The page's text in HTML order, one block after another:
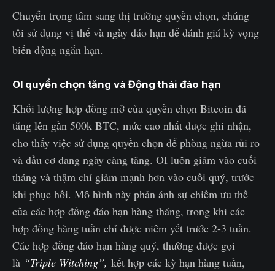
Chuyển trọng tâm sang thị trường quyền chọn, chúng
tôi sử dụng vị thế và ngày đáo hạn để đánh giá kỳ vọng
biến động ngắn hạn.
OI quyền chọn tăng và Động thái đáo hạn
Khối lượng hợp đồng mở của quyền chọn Bitcoin đã
tăng lên gần 500k BTC, mức cao nhất được ghi nhận,
cho thấy việc sử dụng quyền chọn để phòng ngừa rủi ro
và đầu cơ đang ngày càng tăng. OI luôn giảm vào cuối
tháng và thậm chí giảm mạnh hơn vào cuối quý, trước
khi phục hồi. Mô hình này phản ánh sự chiếm ưu thế
của các hợp đồng đáo hạn hàng tháng, trong khi các
hợp đồng hàng tuần chỉ được niêm yết trước 2-3 tuần.
Các hợp đồng đáo hạn hàng quý, thường được gọi
là “Triple Witching”, kết hợp các kỳ hạn hàng tuần,